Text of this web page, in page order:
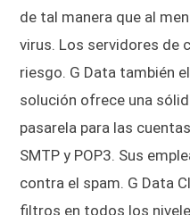
de tal manera que al
virus. Los servidores de
riesgo. G Data también
solución ofrece una
pasarela para las
SMTP y POP3. Sus
contra el spam. G Data
filtros en todos los